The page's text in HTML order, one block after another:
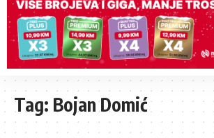
Tag: Bojan Domić